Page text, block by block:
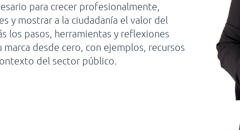
para crecer profesionalmente,
y mostrar a la ciudadanía el valor del
los pasos, herramientas y reflexiones
desde cero, con ejemplos, recursos
del sector público.